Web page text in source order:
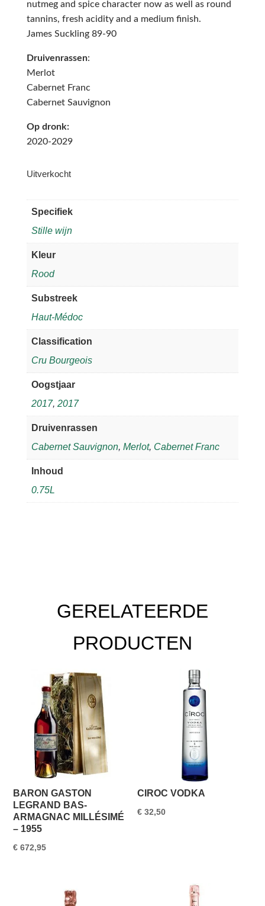
nutmeg and spice character now as well as round
tannins, fresh acidity and a medium finish.
James Suckling 89-90
Druivenrassen:
Merlot
Cabernet Franc
Cabernet Sauvignon
Op dronk:
2020-2029
Uitverkocht
Specifiek
Stille wijn
Kleur
Rood
Substreek
Haut-Médoc
Classification
Cru Bourgeois
Oogstjaar
2017, 2017
Druivenrassen
Cabernet Sauvignon, Merlot, Cabernet Franc
Inhoud
0.75L
GERELATEERDE
PRODUCTEN
BARON GASTON
LEGRAND BAS-
ARMAGNAC MILLÉSIMÉ
– 1955
€ 672,95
CIROC VODKA
€ 32,50